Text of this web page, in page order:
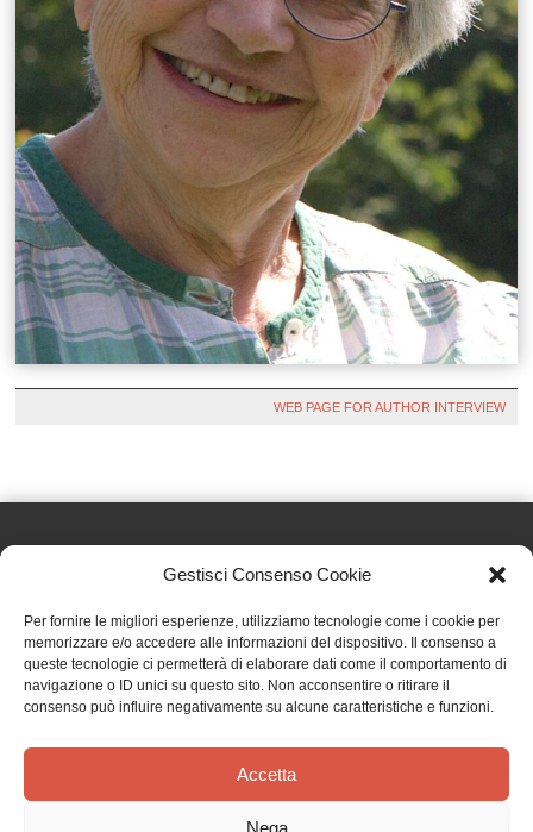
Gestisci Consenso Cookie
Per fornire le migliori esperienze, utilizziamo tecnologie come i cookie per
memorizzare e/o accedere alle informazioni del dispositivo. Il consenso a
queste tecnologie ci permetterà di elaborare dati come il comportamento di
navigazione o ID unici su questo sito. Non acconsentire o ritirare il
consenso può influire negativamente su alcune caratteristiche e funzioni.
Accetta
Nega
WEB PAGE FOR AUTHOR INTERVIEW
Effatà Editrice di Pellegrino Paolo SAS
C.F. e P.IVA 09655250018
Via Tre Denti, 1 - 10060 Cantalupa (TO)
Telefono: (+39) 0121 353452 - Fax: (+39) 0121 353839